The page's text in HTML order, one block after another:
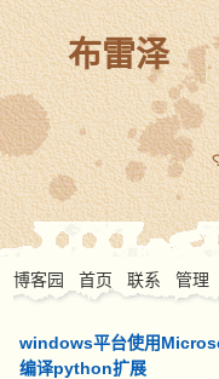
布雷泽
博客园 首页 联系 管理
windows平台使用
编译python扩展